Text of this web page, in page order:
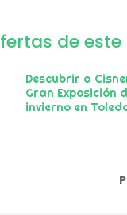
de
Descubrir a
Gran Exposición
invierno en